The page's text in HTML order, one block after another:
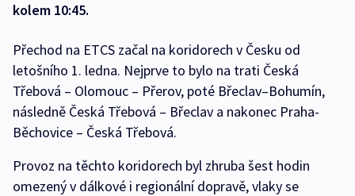
kolem 10:45.
Přechod na ETCS začal na koridorech v Česku od
letošního 1. ledna. Nejprve to bylo na trati Česká
Třebová – Olomouc – Přerov, poté Břeclav–Bohumín,
následně Česká Třebová – Břeclav a nakonec Praha-
Běchovice – Česká Třebová.
Provoz na těchto koridorech byl zhruba šest hodin
omezený v dálkové i regionální dopravě, vlaky se